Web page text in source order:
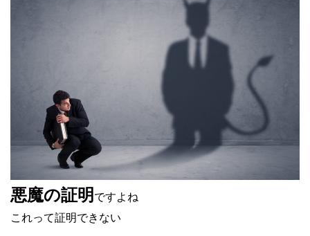
悪魔の証明ですよね
これって証明できない